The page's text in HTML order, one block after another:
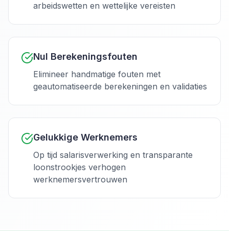
arbeidswetten en wettelijke vereisten
Nul Berekeningsfouten
Elimineer handmatige fouten met
geautomatiseerde berekeningen en validaties
Gelukkige Werknemers
Op tijd salarisverwerking en transparante
loonstrookjes verhogen
werknemersvertrouwen